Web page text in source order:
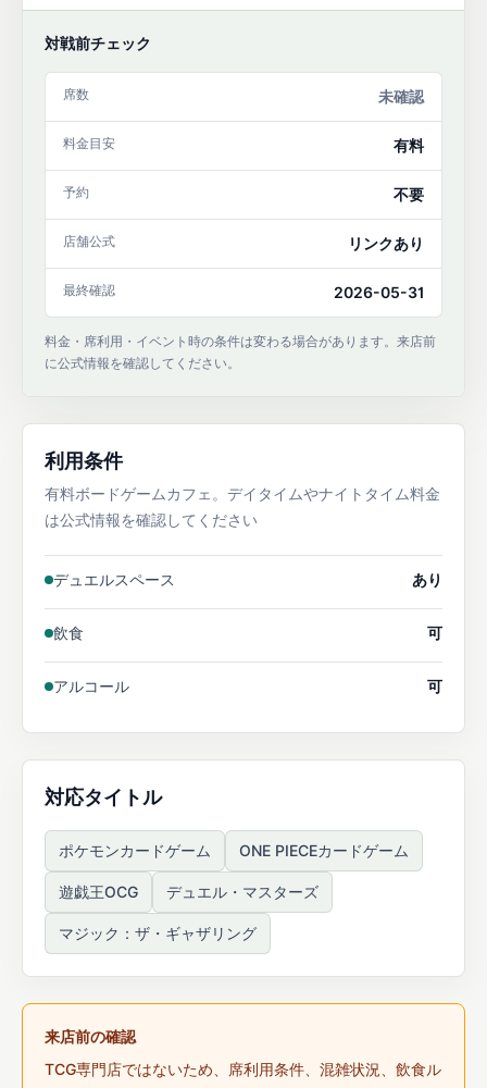
対戦前チェック
席数 未確認
料金目安 有料
予約 不要
店舗公式 リンクあり
最終確認 2026-05-31
料金・席利用・イベント時の条件は変わる場合があります。来店前
に公式情報を確認してください。
利用条件
有料ボードゲームカフェ。デイタイムやナイトタイム料金
は公式情報を確認してください
デュエルスペース あり
飲食 可
アルコール 可
対応タイトル
ポケモンカードゲーム ONE PIECEカードゲーム
遊戯王OCG デュエル・マスターズ
マジック：ザ・ギャザリング
来店前の確認
TCG専門店ではないため、席利用条件、混雑状況、飲食ル